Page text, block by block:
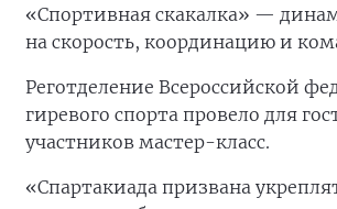
«Спортивная скакалка» —
на скорость, координацию и
Реготделение Всероссийской
гиревого спорта провело для
участников мастер-класс.
«Спартакиада призвана